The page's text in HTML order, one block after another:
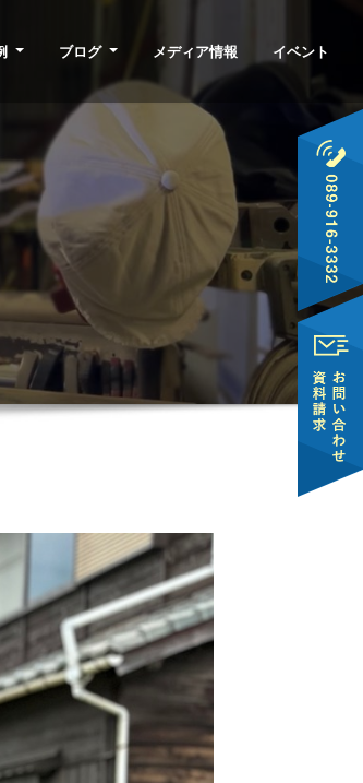
ブログ メディア情報 イベント